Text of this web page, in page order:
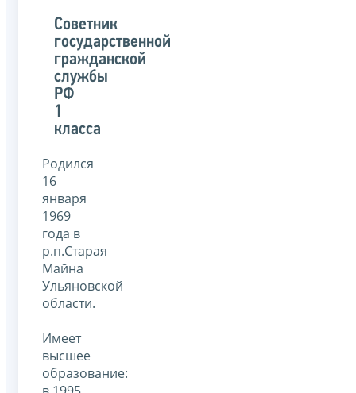
Советник
государственной
гражданской
службы
РФ
1
класса
Родился
16
января
1969
года в
р.п.Старая
Майна
Ульяновской
области.
Имеет
высшее
образование: